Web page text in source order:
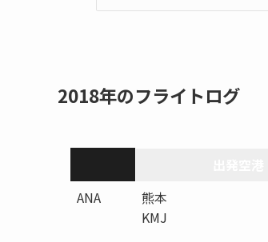
2018年のフライトログ
ANA
熊本
KMJ